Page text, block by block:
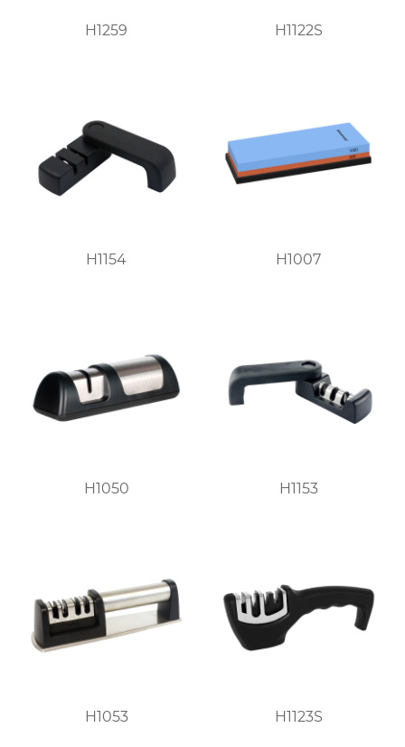
H1259 H1122S
H1154 H1007
H1050 H1153
H1053 H1123S